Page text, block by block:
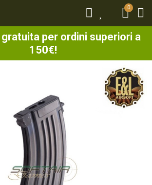
0
per ordini superiori a
150€!
0